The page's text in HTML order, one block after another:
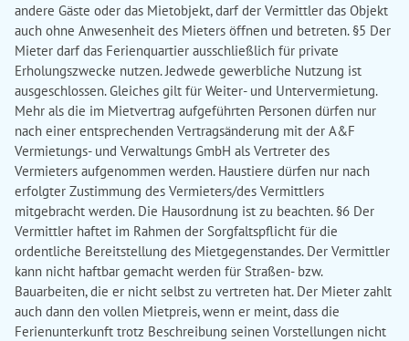
andere Gäste oder das Mietobjekt, darf der Vermittler das Objekt
auch ohne Anwesenheit des Mieters öffnen und betreten. §5 Der
Mieter darf das Ferienquartier ausschließlich für private
Erholungszwecke nutzen. Jedwede gewerbliche Nutzung ist
ausgeschlossen. Gleiches gilt für Weiter- und Untervermietung.
Mehr als die im Mietvertrag aufgeführten Personen dürfen nur
nach einer entsprechenden Vertragsänderung mit der A&F
Vermietungs- und Verwaltungs GmbH als Vertreter des
Vermieters aufgenommen werden. Haustiere dürfen nur nach
erfolgter Zustimmung des Vermieters/des Vermittlers
mitgebracht werden. Die Hausordnung ist zu beachten. §6 Der
Vermittler haftet im Rahmen der Sorgfaltspflicht für die
ordentliche Bereitstellung des Mietgegenstandes. Der Vermittler
kann nicht haftbar gemacht werden für Straßen- bzw.
Bauarbeiten, die er nicht selbst zu vertreten hat. Der Mieter zahlt
auch dann den vollen Mietpreis, wenn er meint, dass die
Ferienunterkunft trotz Beschreibung seinen Vorstellungen nicht